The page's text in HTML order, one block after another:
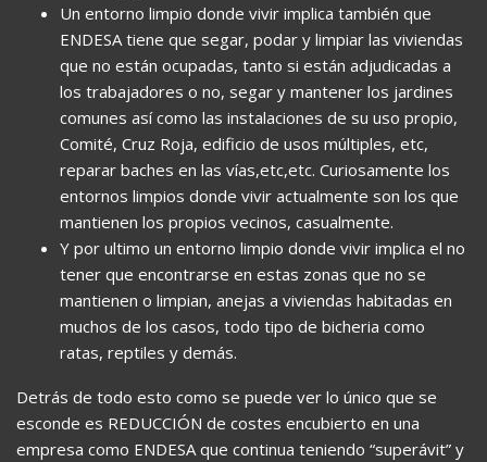
Un entorno limpio donde vivir implica también que
ENDESA tiene que segar, podar y limpiar las viviendas
que no están ocupadas, tanto si están adjudicadas a
los trabajadores o no, segar y mantener los jardines
comunes así como las instalaciones de su uso propio,
Comité, Cruz Roja, edificio de usos múltiples, etc,
reparar baches en las vías,etc,etc. Curiosamente los
entornos limpios donde vivir actualmente son los que
mantienen los propios vecinos, casualmente.
Y por ultimo un entorno limpio donde vivir implica el no
tener que encontrarse en estas zonas que no se
mantienen o limpian, anejas a viviendas habitadas en
muchos de los casos, todo tipo de bicheria como
ratas, reptiles y demás.
Detrás de todo esto como se puede ver lo único que se
esconde es REDUCCIÓN de costes encubierto en una
empresa como ENDESA que continua teniendo “superávit” y